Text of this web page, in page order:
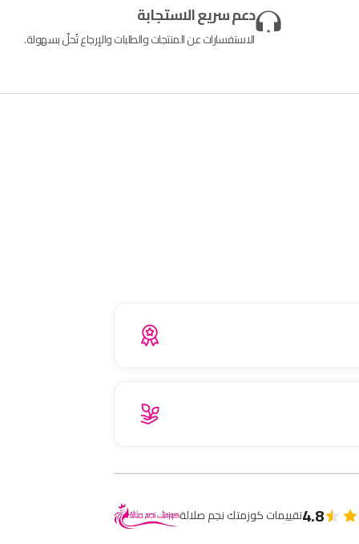
دعم سريع الاستجابة
الاستفسارات عن المنتجات والطلبات والإرجاع تُحلّ بسهولة.
4.8تقييمات كوزمتك نجم صلالة